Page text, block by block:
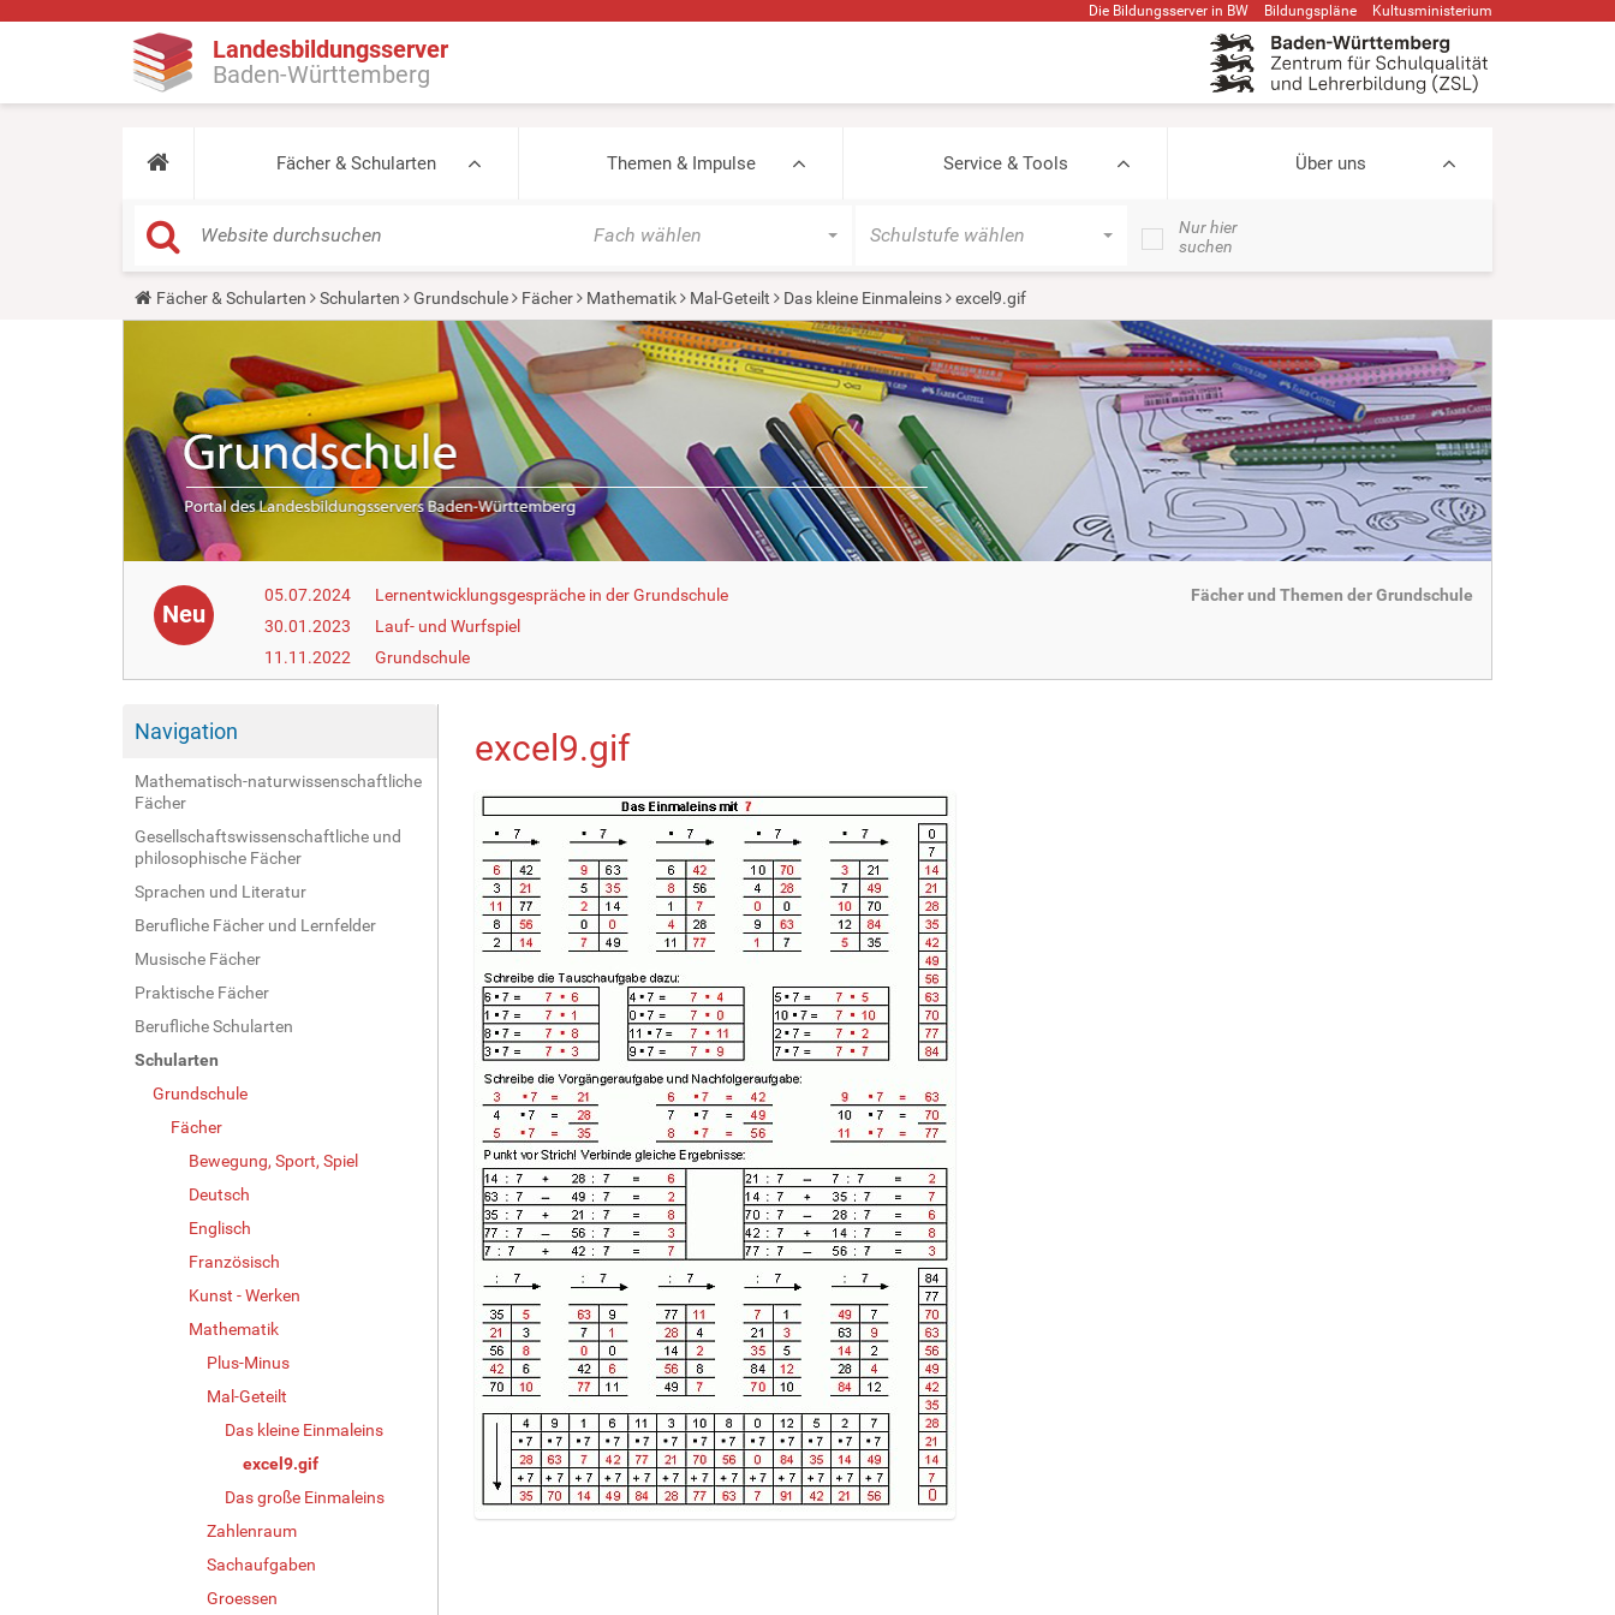
Die Bildungsserver in BW Bildungspläne Kultusministerium
Landesbildungsserver
Baden-Württemberg
Fächer & Schularten Themen & Impulse Service & Tools Über uns
Fach wählen Schulstufe wählen
Nur hier
suchen
Y
o
e
r
e
Fächer & Schularten Schularten Grundschule Fächer Mathematik Mal-Geteilt Das kleine Einmaleins excel9.gif
Neu
05.07.2024
Lernentwicklungsgespräche in der Grundschule
30.01.2023
Lauf- und Wurfspiel
11.11.2022
Grundschule
Fächer und Themen der Grundschule
Navigation
Mathematisch-naturwissenschaftliche
Fächer
Gesellschaftswissenschaftliche und
philosophische Fächer
Sprachen und Literatur
Berufliche Fächer und Lernfelder
Musische Fächer
Praktische Fächer
Berufliche Schularten
Schularten
Grundschule
Fächer
Bewegung, Sport, Spiel
Deutsch
Englisch
Französisch
Kunst - Werken
Mathematik
Plus-Minus
Mal-Geteilt
Das kleine Einmaleins
excel9.gif
Das große Einmaleins
Zahlenraum
Sachaufgaben
Groessen
excel9.gif